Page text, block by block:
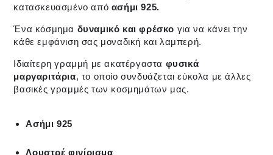
κατασκευασμένο από ασήμι 925.
Ένα κόσμημα δυναμικό και φρέσκο για να κάνει την
κάθε εμφάνιση σας μοναδική και λαμπερή.
Ιδιαίτερη γραμμή με ακατέργαστα φυσικά
μαργαριτάρια, το οποίο συνδυάζεται εύκολα με άλλες
βασικές γραμμές των κοσμημάτων μας.
Ασήμι 925
Λουστρέ φινίρισμα